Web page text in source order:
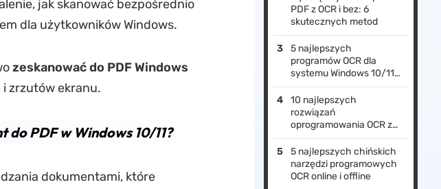
jak skanować bezpośrednio
dla użytkowników Windows.
zeskanować do PDF Windows
zrzutów ekranu.
do PDF w Windows 10/11?
dokumentami, które
PDF z OCR i bez: 6
skutecznych metod
5 najlepszych
programów OCR dla
systemu Windows 10/11
(w tym narzędzia AI)
10 najlepszych
rozwiązań
oprogramowania OCR z
AI do wyodrębniania
tekstu
5 najlepszych chińskich
narzędzi programowych
OCR online i offline